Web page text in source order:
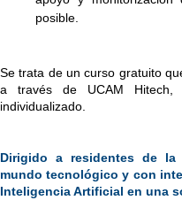
posible.
Se trata de un curso gratuito
a través de UCAM Hitech,
individualizado.
Dirigido a residentes de
mundo tecnológico y con
Inteligencia Artificial en una